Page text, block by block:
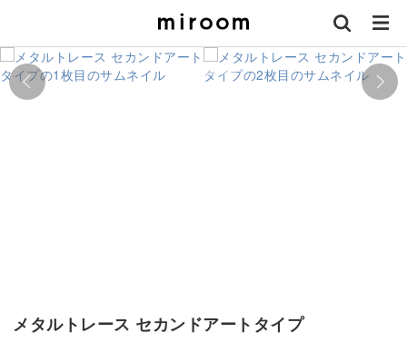
メタルトレース セカンドアートタイプ